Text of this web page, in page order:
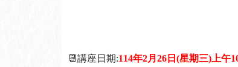
📆講座日期:114年2月26日(星期三)上午